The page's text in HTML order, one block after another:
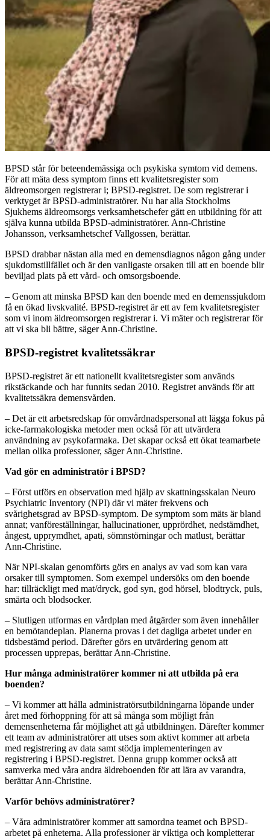
BPSD står för beteendemässiga och psykiska symtom vid demens.
För att mäta dess symptom finns ett kvalitetsregister som
äldreomsorgen registrerar i; BPSD-registret. De som registrerar i
verktyget är BPSD-administratörer. Nu har alla Stockholms
Sjukhems äldreomsorgs verksamhetschefer gått en utbildning för att
själva kunna utbilda BPSD-administratörer. Ann-Christine
Johansson, verksamhetschef Vallgossen, berättar.
BPSD drabbar nästan alla med en demensdiagnos någon gång under
sjukdomstillfället och är den vanligaste orsaken till att en boende blir
beviljad plats på ett vård- och omsorgsboende.
– Genom att minska BPSD kan den boende med en demenssjukdom
få en ökad livskvalité. BPSD-registret är ett av fem kvalitetsregister
som vi inom äldreomsorgen registrerar i. Vi mäter och registrerar för
att vi ska bli bättre, säger Ann-Christine.
BPSD-registret kvalitetssäkrar
BPSD-registret är ett nationellt kvalitetsregister som används
rikstäckande och har funnits sedan 2010. Registret används för att
kvalitetssäkra demensvården.
– Det är ett arbetsredskap för omvårdnadspersonal att lägga fokus på
icke-farmakologiska metoder men också för att utvärdera
användning av psykofarmaka. Det skapar också ett ökat teamarbete
mellan olika professioner, säger Ann-Christine.
Vad gör en administratör i BPSD?
– Först utförs en observation med hjälp av skattningsskalan Neuro
Psychiatric Inventory (NPI) där vi mäter frekvens och
svårighetsgrad av BPSD-symptom. De symptom som mäts är bland
annat; vanföreställningar, hallucinationer, upprördhet, nedstämdhet,
ångest, upprymdhet, apati, sömnstörningar och matlust, berättar
Ann-Christine.
När NPI-skalan genomförts görs en analys av vad som kan vara
orsaker till symptomen. Som exempel undersöks om den boende
har: tillräckligt med mat/dryck, god syn, god hörsel, blodtryck, puls,
smärta och blodsocker.
– Slutligen utformas en vårdplan med åtgärder som även innehåller
en bemötandeplan. Planerna provas i det dagliga arbetet under en
tidsbestämd period. Därefter görs en utvärdering genom att
processen upprepas, berättar Ann-Christine.
Hur många administratörer kommer ni att utbilda på era
boenden?
– Vi kommer att hålla administratörsutbildningarna löpande under
året med förhoppning för att så många som möjligt från
demensenheterna får möjlighet att gå utbildningen. Därefter kommer
ett team av administratörer att utses som aktivt kommer att arbeta
med registrering av data samt stödja implementeringen av
registrering i BPSD-registret. Denna grupp kommer också att
samverka med våra andra äldreboenden för att lära av varandra,
berättar Ann-Christine.
Varför behövs administratörer?
– Våra administratörer kommer att samordna teamet och BPSD-
arbetet på enheterna. Alla professioner är viktiga och kompletterar